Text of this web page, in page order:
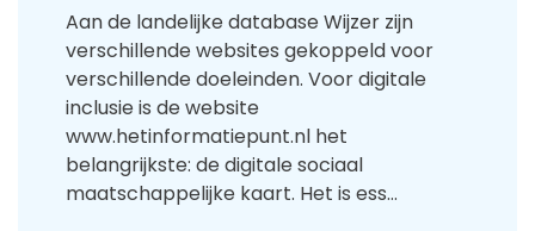
Aan de landelijke database Wijzer zijn
verschillende websites gekoppeld voor
verschillende doeleinden. Voor digitale
inclusie is de website
www.hetinformatiepunt.nl het
belangrijkste: de digitale sociaal
maatschappelijke kaart. Het is ess…